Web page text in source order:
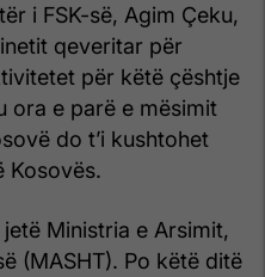
i FSK-së, Agim Çeku,
qeveritar për
për këtë çështje
ora e parë e mësimit
do t’i kushtohet
Kosovës.
Ministria e Arsimit,
(MASHT). Po këtë ditë